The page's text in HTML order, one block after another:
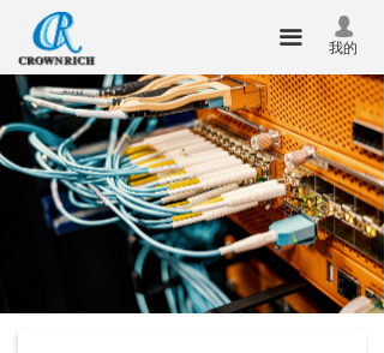
넙
我的
끀
首页
关于我们
产品中心
新闻中心
技术服务
实验室
下载专区
ꄵ 工具资料下载
软件补丁下载
产品介绍下载